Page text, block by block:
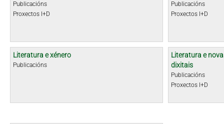
Publicacións
Proxectos I+D
Publicacións
Proxectos I+D
Literatura e xénero
Publicacións
Literatura e
dixitais
Publicacións
Proxectos I+D